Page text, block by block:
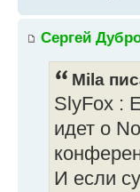
Сергей
Mila
SlyFox :
идет о
И если